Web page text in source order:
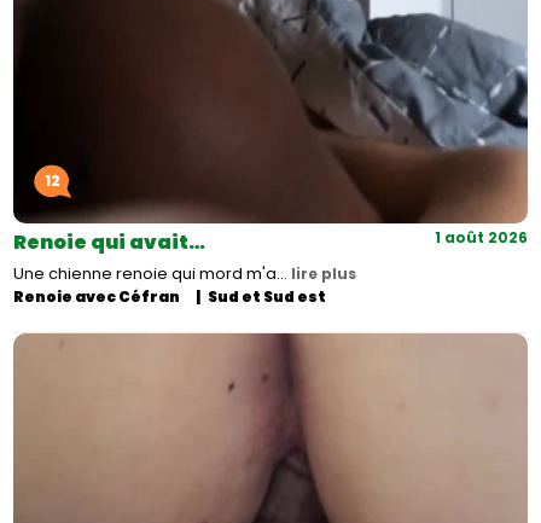
12
Renoie qui avait… 1 août 2026
Une chienne renoie qui mord m'a… lire plus
Renoie avec Céfran
Sud et Sud est